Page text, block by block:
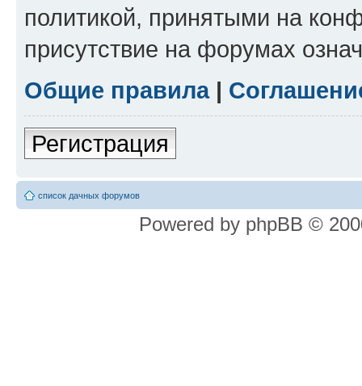
политикой, принятыми на
присутствие на форумах
Общие правила|
Регистрация
список дачных форумов
Powered by phpBB ©